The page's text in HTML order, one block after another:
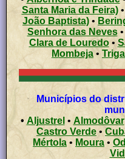
Santa Maria da Feira)•
João Baptista) •
Senhora das Neves•
Clara de Louredo•
Mombeja •
Municípios do
• Aljustrel • Almodôvar
Castro Verde •
Mértola • Moura •